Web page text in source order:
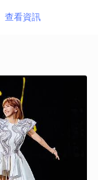
查看資訊